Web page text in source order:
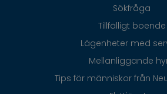
Sökfråga
Tillfälligt boende
Lägenheter med
Mellanliggande
Tips för människor från